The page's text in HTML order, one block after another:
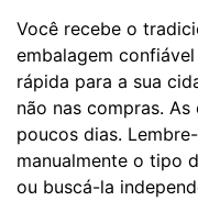
Você recebe o
embalagem
rápida para a sua
não nas compras.
poucos dias.
manualmente o tipo
ou buscá-la